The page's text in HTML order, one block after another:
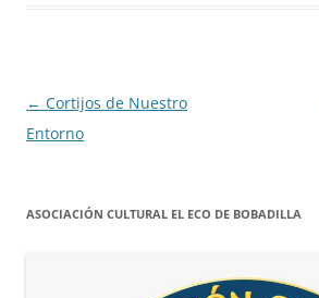
Navegación
de
← Cortijos de Nuestro
Entorno
ASOCIACIÓN CULTURAL EL ECO DE BOBADILLA